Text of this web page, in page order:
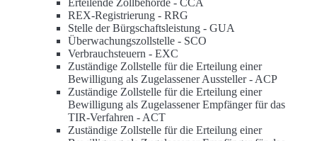
Erteilende Zollbehörde - CCA
REX-Registrierung - RRG
Stelle der Bürgschaftsleistung - GUA
Überwachungszollstelle - SCO
Verbrauchsteuern - EXC
Zuständige Zollstelle für die Erteilung einer
Bewilligung als Zugelassener Aussteller - ACP
Zuständige Zollstelle für die Erteilung einer
Bewilligung als Zugelassener Empfänger für das
TIR-Verfahren - ACT
Zuständige Zollstelle für die Erteilung einer